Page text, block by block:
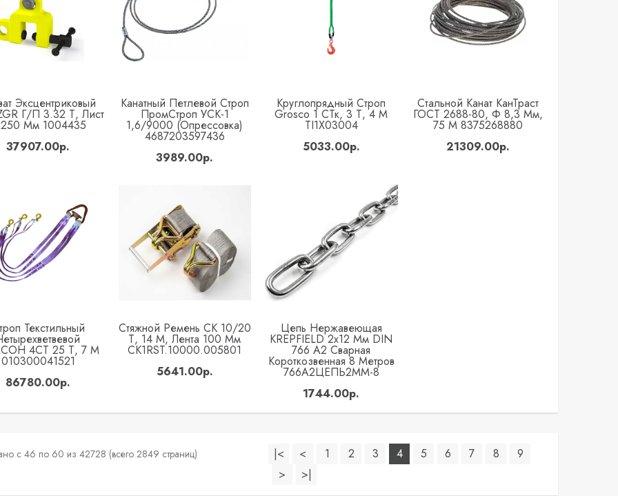
Купить
Эксцентриковый
Г/п 3.32 Т, Лист
Мм 1004435
37907.00р.
Купить
Канатный Петлевой Строп
ПромСтроп УСК-1
1,6/9000 (опрессовка)
4687203597436
3989.00р.
Купить
Круглопрядный Строп
Grosco 1 СТк, 3 Т, 4 М
TI1X03004
5033.00р.
Купить
Стальной Канат КанТраст
ГОСТ 2688-80, Ф 8,3 Мм,
75 М 8375268880
21309.00р.
Купить
Текстильный
4СТ 25 Т, 7 М
010300041521
86780.00р.
Купить
Стяжной Ремень СК 10/20
Т, 14 М, Лента 100 Мм
CK1RST.10000.005801
5641.00р.
Купить
Цепь Нержавеющая
KREPFIELD 2x12 Мм DIN
766 А2 Сварная
Короткозвенная 8 Метров
766А2ЦЕПЬ2ММ-8
1744.00р.
с 46 по 60 из 42728 (всего 2849 страниц) |< < 1 2 3 4 5 6 7 8
9
>
>|